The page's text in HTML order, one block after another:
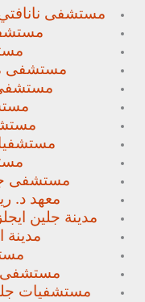
مستشفى
مستشفى
مستشفى
مستشفى
معهد د.
مدينة جلين
مدينة
مستشفى
مستشفيات